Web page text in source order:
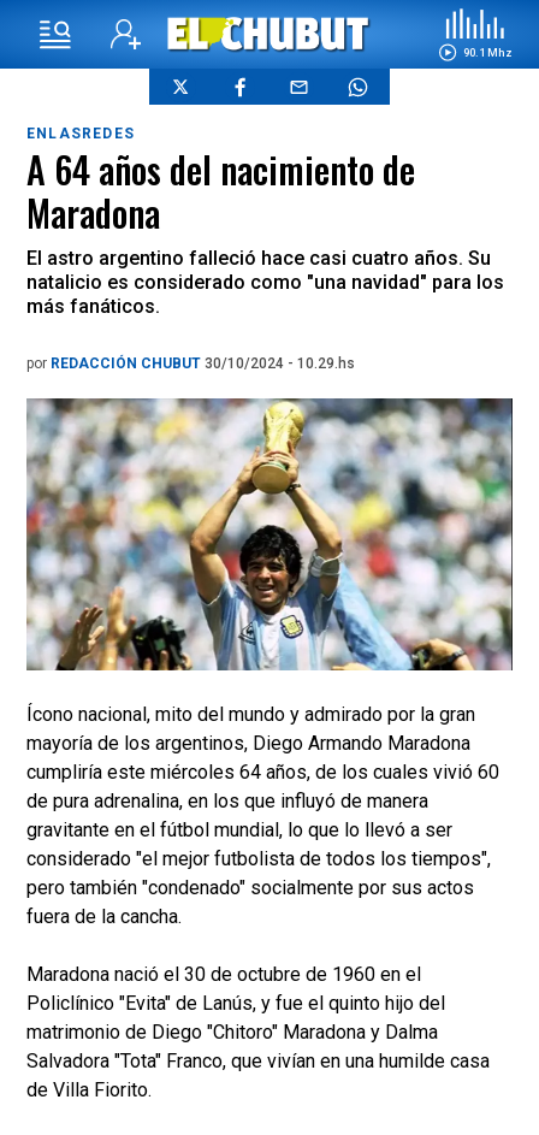
90.1 Mhz
ENLASREDES
A 64 años del nacimiento de
Maradona
El astro argentino falleció hace casi cuatro años. Su
natalicio es considerado como "una navidad" para los
más fanáticos.
por REDACCIÓN CHUBUT 30/10/2024 - 10.29.hs
Ícono nacional, mito del mundo y admirado por la gran
mayoría de los argentinos, Diego Armando Maradona
cumpliría este miércoles 64 años, de los cuales vivió 60
de pura adrenalina, en los que influyó de manera
gravitante en el fútbol mundial, lo que lo llevó a ser
considerado "el mejor futbolista de todos los tiempos",
pero también "condenado" socialmente por sus actos
fuera de la cancha.
Maradona nació el 30 de octubre de 1960 en el
Policlínico "Evita" de Lanús, y fue el quinto hijo del
matrimonio de Diego "Chitoro" Maradona y Dalma
Salvadora "Tota" Franco, que vivían en una humilde casa
de Villa Fiorito.